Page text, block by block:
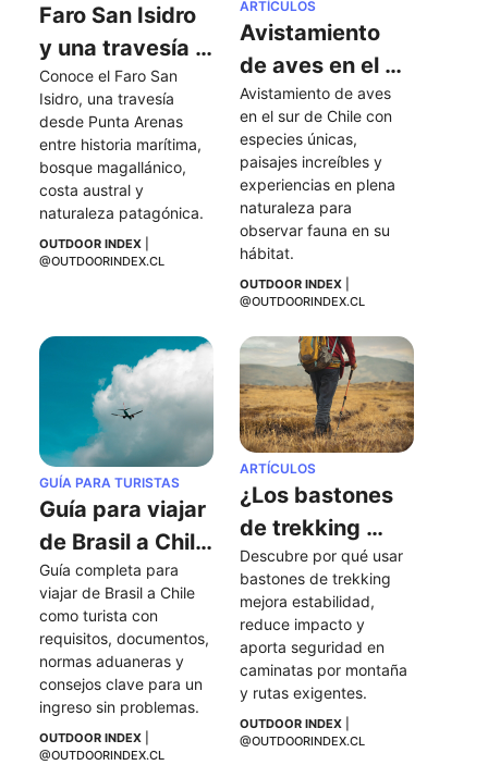
Faro San Isidro
y una travesía
al extremo sur
de la Península
de Brunswick
Conoce el Faro San
Isidro, una travesía
desde Punta Arenas
entre historia marítima,
bosque magallánico,
costa austral y
naturaleza patagónica.
OUTDOOR INDEX
@OUTDOORINDEX.CL
ARTÍCULOS
Avistamiento
de aves en el
sur de Chile
Avistamiento de aves
en el sur de Chile con
especies únicas,
paisajes increíbles y
experiencias en plena
naturaleza para
observar fauna en su
hábitat.
OUTDOOR INDEX
@OUTDOORINDEX.CL
GUÍA PARA TURISTAS
Guía para viajar
de Brasil a Chile
como turista
Guía completa para
viajar de Brasil a Chile
como turista con
requisitos, documentos,
normas aduaneras y
consejos clave para un
ingreso sin problemas.
OUTDOOR INDEX
@OUTDOORINDEX.CL
ARTÍCULOS
¿Los bastones
de trekking
hacen más fácil
una caminata?
Descubre por qué usar
bastones de trekking
mejora estabilidad,
reduce impacto y
aporta seguridad en
caminatas por montaña
y rutas exigentes.
OUTDOOR INDEX
@OUTDOORINDEX.CL